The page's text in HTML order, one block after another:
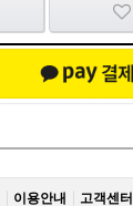
이용안내 고객센터